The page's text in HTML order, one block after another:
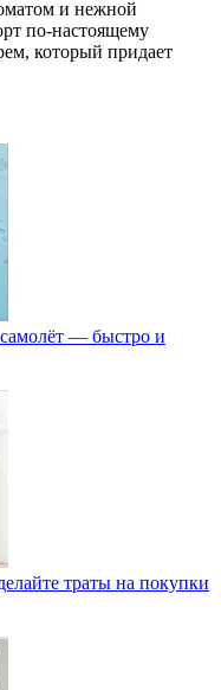
и нежной
по-настоящему
который придает
— быстро и
траты на покупки